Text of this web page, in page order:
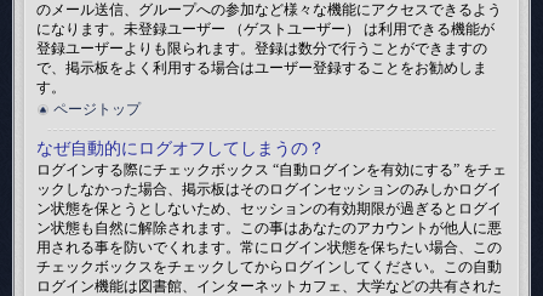
のメール送信、グループへの参加など様々な機能にアクセスできるよう
になります。未登録ユーザー （ゲストユーザー） は利用できる機能が
登録ユーザーよりも限られます。登録は数分で行うことができますの
で、掲示板をよく利用する場合はユーザー登録することをお勧めしま
す。
ページトップ
なぜ自動的にログオフしてしまうの？
ログインする際にチェックボックス “自動ログインを有効にする” をチェ
ックしなかった場合、掲示板はそのログインセッションのみしかログイ
ン状態を保とうとしないため、セッションの有効期限が過ぎるとログイ
ン状態も自然に解除されます。この事はあなたのアカウントが他人に悪
用される事を防いでくれます。常にログイン状態を保ちたい場合、この
チェックボックスをチェックしてからログインしてください。この自動
ログイン機能は図書館、インターネットカフェ、大学などの共有された